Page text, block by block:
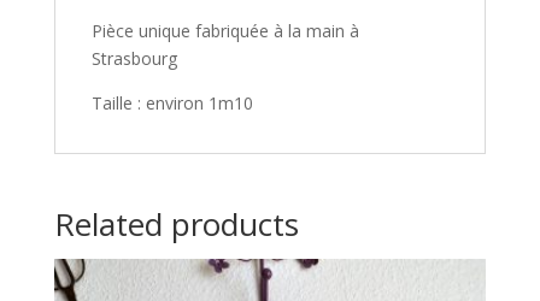
Pièce unique fabriquée à la main à
Strasbourg
Taille : environ 1m10
Related products